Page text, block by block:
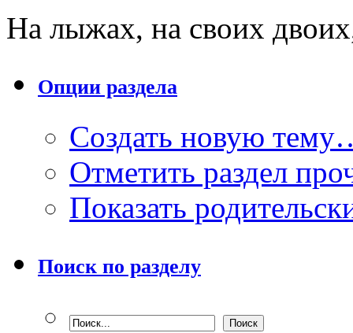
На лыжах, на своих
Опции раздела
Создать новую
Отметить раздел
Показать
Поиск по разделу